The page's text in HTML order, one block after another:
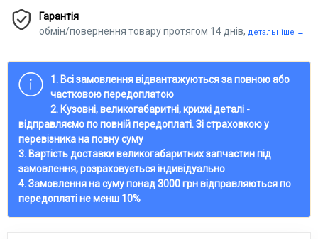
Гарантія
обмін/повернення товару протягом 14 днів, детальніше →
1. Всі замовлення відвантажуються за повною або
частковою передоплатою
2. Кузовні, великогабаритні, крихкі деталі -
відправляємо по повній передоплаті. Зі страховкою у
перевізника на повну суму
3. Вартість доставки великогабаритних запчастин під
замовлення, розраховується індивідуально
4. Замовлення на суму понад 3000 грн відправляються по
передоплаті не менш 10%